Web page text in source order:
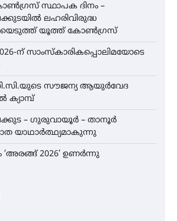
സ്ഥാപക ദിനം –
ലഹരിവിരുദ്ധ
യൂത്ത് കോൺഗ്രസ്
ന് സാംസ്കാരികപ്പൊലിമയോടെ
സൗജന്യ ആയുർവേദ
ക്യാമ്പ്
– ഗുരുവായൂർ – താനൂർ
യാഥാർത്ഥ്യമാകുന്നു
‘അരങ്ങ് 2026’ ഉണർന്നു